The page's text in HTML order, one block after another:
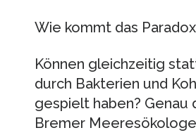
Wie kommt das
Können gleichzeitig
durch Bakterien und
gespielt haben?
Bremer